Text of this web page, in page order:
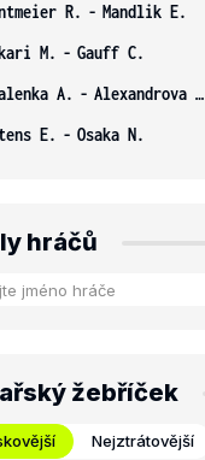
R. - Mandlik E.
M. - Gauff C.
A. - Alexandrova E.
E. - Osaka N.
hráčů
žebříček
Nejztrátovější